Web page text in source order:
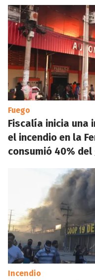
Fuego
Fiscalía inicia una
el incendio en la
consumió 40%
Incendio